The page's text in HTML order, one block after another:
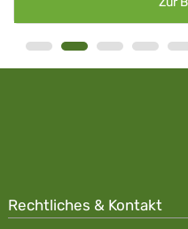
Rechtliches & Kontakt